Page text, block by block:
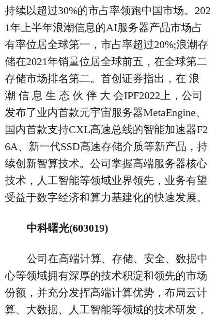
持续以超过30%的市占率领跑中国市场。202
1年上半年浪潮信息的AI服务器产品市场占
有率位居全球第一，市占率超过20%;浪潮存
储在2021年销量位居全球前五，在全球第二
存储市场排名第二。首创证券指出，在 浪
潮 信 息 生 态 伙 伴 大 会IPF2022上，公司
发布了业内首款元宇宙服务器MetaEngine、
国内首款支持CXL高速总线的智能加速器F2
6A、新一代SSD高速存储介质等新产品，持
续创新智算技术。公司掌握高端服务器核心
技术，人工智能等领域业界领先，业务有望
受益于数字经济和算力基建化的快速发展。
中科曙光(603019)
公司在高端计算、存储、安全、数据中
心等领域拥有深厚的技术积淀和领先的市场
份额，并充分发挥高端计算优势，布局云计
算、大数据、人工智能等领域的技术研发，